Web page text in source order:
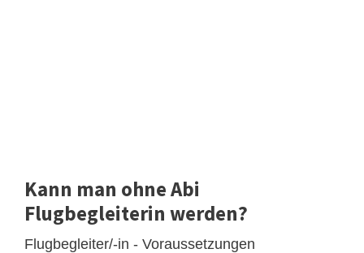
Kann man ohne Abi
Flugbegleiterin werden?
Flugbegleiter/-in - Voraussetzungen